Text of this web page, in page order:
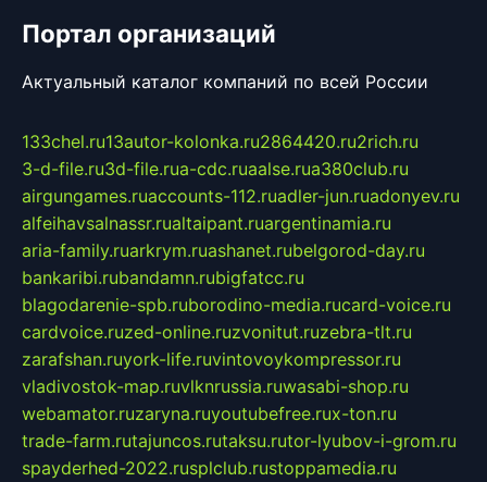
Портал организаций
Актуальный каталог компаний по всей России
133chel.ru13autor-kolonka.ru2864420.ru2rich.ru
3-d-file.ru3d-file.rua-cdc.ruaalse.rua380club.ru
airgungames.ruaccounts-112.ruadler-jun.ruadonyev.ru
alfeihavsalnassr.rualtaipant.ruargentinamia.ru
aria-family.ruarkrym.ruashanet.rubelgorod-day.ru
bankaribi.rubandamn.rubigfatcc.ru
blagodarenie-spb.ruborodino-media.rucard-voice.ru
cardvoice.ruzed-online.ruzvonitut.ruzebra-tlt.ru
zarafshan.ruyork-life.ruvintovoykompressor.ru
vladivostok-map.ruvlknrussia.ruwasabi-shop.ru
webamator.ruzaryna.ruyoutubefree.rux-ton.ru
trade-farm.rutajuncos.rutaksu.rutor-lyubov-i-grom.ru
spayderhed-2022.rusplclub.rustoppamedia.ru